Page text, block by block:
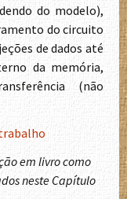
do modelo),
do circuito
de dados até
da memória,
(não
em livro como
neste Capítulo